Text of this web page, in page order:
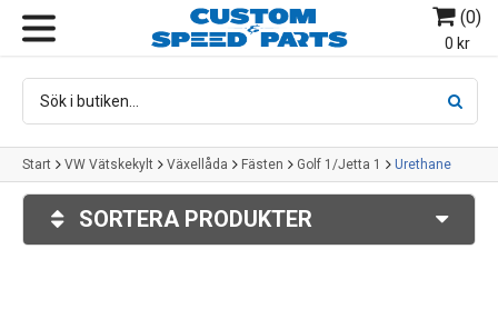
(0)
0 kr
Start VW Vätskekylt Växellåda Fästen Golf 1/Jetta 1 Urethane
SORTERA PRODUKTER